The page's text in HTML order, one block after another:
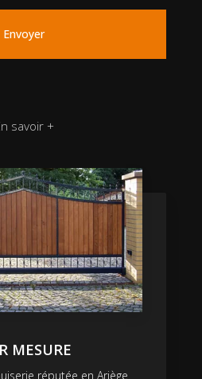
savoir +
MESURE
réputée en Ariège